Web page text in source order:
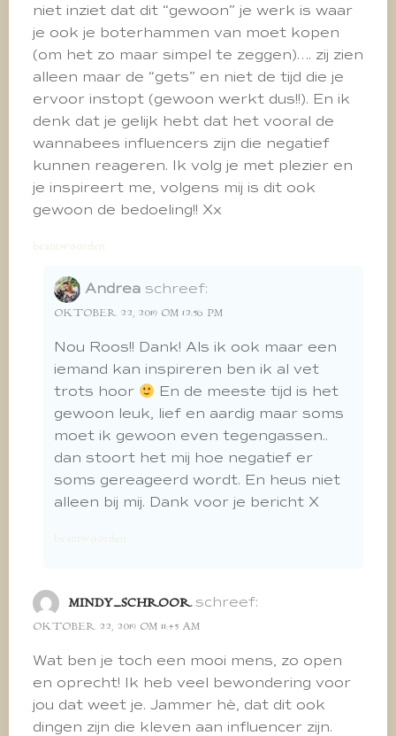
niet inziet dat dit “gewoon” je werk is waar
je ook je boterhammen van moet kopen
(om het zo maar simpel te zeggen)…. zij zien
alleen maar de “gets” en niet de tijd die je
ervoor instopt (gewoon werkt dus!!). En ik
denk dat je gelijk hebt dat het vooral de
wannabees influencers zijn die negatief
kunnen reageren. Ik volg je met plezier en
je inspireert me, volgens mij is dit ook
gewoon de bedoeling!! Xx
beantwoorden
Andrea schreef:
OKTOBER 22, 2019 OM 12:56 PM
Nou Roos!! Dank! Als ik ook maar een
iemand kan inspireren ben ik al vet
trots hoor
En de meeste tijd is het
gewoon leuk, lief en aardig maar soms
moet ik gewoon even tegengassen..
dan stoort het mij hoe negatief er
soms gereageerd wordt. En heus niet
alleen bij mij. Dank voor je bericht X
beantwoorden
MINDY_SCHROOR schreef:
OKTOBER 22, 2019 OM 11:45 AM
Wat ben je toch een mooi mens, zo open
en oprecht! Ik heb veel bewondering voor
jou dat weet je. Jammer hè, dat dit ook
dingen zijn die kleven aan influencer zijn.